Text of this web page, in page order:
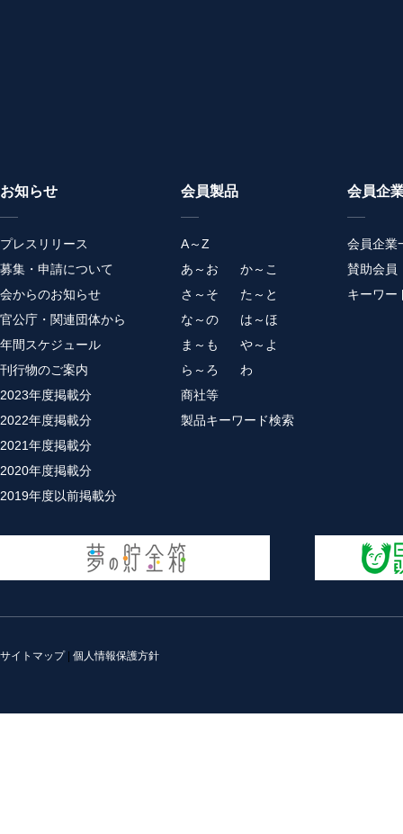
お知らせ
プレスリリース
募集・申請について
会からのお知らせ
官公庁・関連団体から
年間スケジュール
刊行物のご案内
2023年度掲載分
2022年度掲載分
2021年度掲載分
2020年度掲載分
2019年度以前掲載分
会員製品
A～Z
あ～お
か～こ
さ～そ
た～と
な～の
は～ほ
ま～も
や～よ
ら～ろ
わ
商社等
製品キーワード検索
会員企
会員企業
賛助会員
キーワー
サイトマップ| 個人情報保護方針